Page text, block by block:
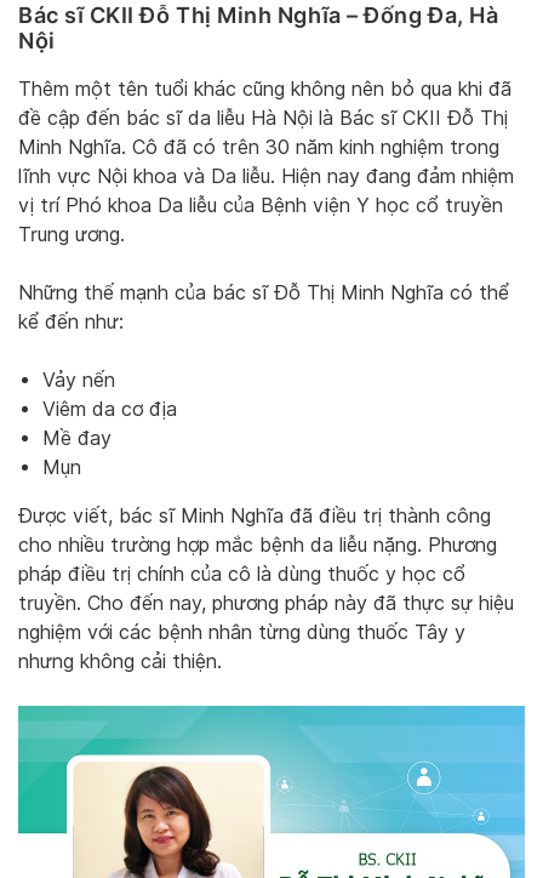
Bác sĩ CKII Đỗ Thị Minh Nghĩa – Đống Đa, Hà
Nội
Thêm một tên tuổi khác cũng không nên bỏ qua khi đã
đề cập đến bác sĩ da liễu Hà Nội là Bác sĩ CKII Đỗ Thị
Minh Nghĩa. Cô đã có trên 30 năm kinh nghiệm trong
lĩnh vực Nội khoa và Da liễu. Hiện nay đang đảm nhiệm
vị trí Phó khoa Da liễu của Bệnh viện Y học cổ truyền
Trung ương.
Những thế mạnh của bác sĩ Đỗ Thị Minh Nghĩa có thể
kể đến như:
Vảy nến
Viêm da cơ địa
Mề đay
Mụn
Được viết, bác sĩ Minh Nghĩa đã điều trị thành công
cho nhiều trường hợp mắc bệnh da liễu nặng. Phương
pháp điều trị chính của cô là dùng thuốc y học cổ
truyền. Cho đến nay, phương pháp này đã thực sự hiệu
nghiệm với các bệnh nhân từng dùng thuốc Tây y
nhưng không cải thiện.